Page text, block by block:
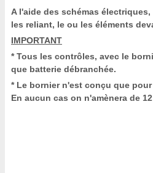
A l'aide des schémas
les reliant, le ou les éléments
IMPORTANT
* Tous les contrôles, avec le
que batterie débranchée.
* Le bornier n'est conçu que
En aucun cas on n'amènera de